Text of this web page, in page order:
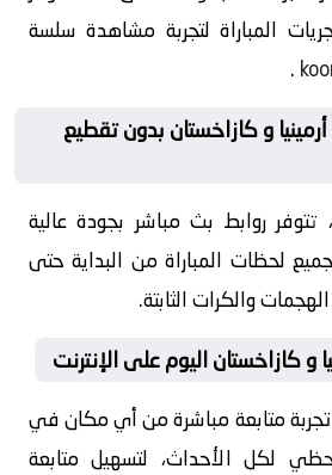
المباراة لتجربة مشاهدة سلسة
.
و كازاخستان بدون تقطيع
تتوفر روابط بث مباشر بجودة عالية
لحظات المباراة من البداية حتى
والكرات الثابتة.
و كازاخستان اليوم على الإنترنت
تجربة متابعة مباشرة من أي مكان في
لكل الأحداث، لتسهيل متابعة